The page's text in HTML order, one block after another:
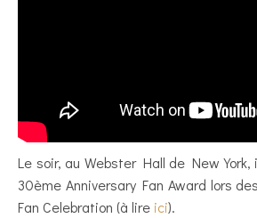
Le soir, au Webster Hall de New
30ème Anniversary Fan Award lors
Fan Celebration (à lire ici).